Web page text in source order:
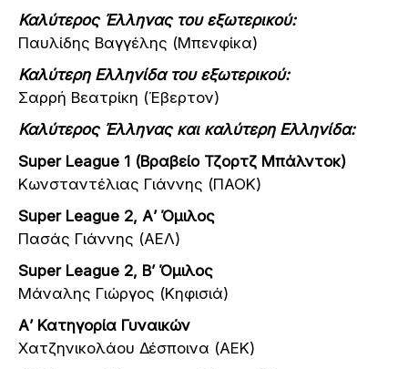
Καλύτερος Έλληνας του εξωτερικού:
Παυλίδης Βαγγέλης (Μπενφίκα)
Καλύτερη Ελληνίδα του εξωτερικού:
Σαρρή Βεατρίκη (Έβερτον)
Καλύτερος Έλληνας και καλύτερη Ελληνίδα:
Super League 1 (Βραβείο Τζορτζ Μπάλντοκ)
Κωνσταντέλιας Γιάννης (ΠΑΟΚ)
Super League 2, Α’ Όμιλος
Πασάς Γιάννης (ΑΕΛ)
Super League 2, Β’ Όμιλος
Μάναλης Γιώργος (Κηφισιά)
Α’ Κατηγορία Γυναικών
Χατζηνικολάου Δέσποινα (ΑΕΚ)